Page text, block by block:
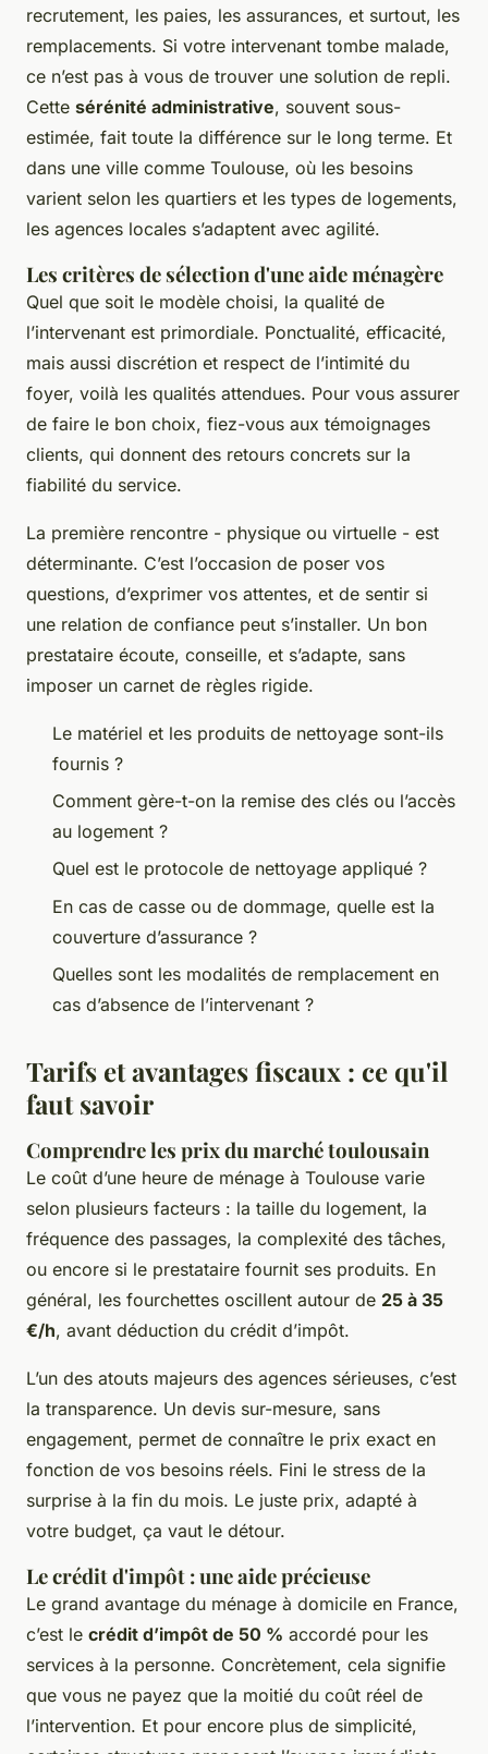
recrutement, les paies, les assurances, et surtout, les
remplacements. Si votre intervenant tombe malade,
ce n’est pas à vous de trouver une solution de repli.
Cette sérénité administrative, souvent sous-
estimée, fait toute la différence sur le long terme. Et
dans une ville comme Toulouse, où les besoins
varient selon les quartiers et les types de logements,
les agences locales s’adaptent avec agilité.
Les critères de sélection d'une aide ménagère
Quel que soit le modèle choisi, la qualité de
l’intervenant est primordiale. Ponctualité, efficacité,
mais aussi discrétion et respect de l’intimité du
foyer, voilà les qualités attendues. Pour vous assurer
de faire le bon choix, fiez-vous aux témoignages
clients, qui donnent des retours concrets sur la
fiabilité du service.
La première rencontre - physique ou virtuelle - est
déterminante. C’est l’occasion de poser vos
questions, d’exprimer vos attentes, et de sentir si
une relation de confiance peut s’installer. Un bon
prestataire écoute, conseille, et s’adapte, sans
imposer un carnet de règles rigide.
Le matériel et les produits de nettoyage sont-ils
fournis ?
Comment gère-t-on la remise des clés ou l’accès
au logement ?
Quel est le protocole de nettoyage appliqué ?
En cas de casse ou de dommage, quelle est la
couverture d’assurance ?
Quelles sont les modalités de remplacement en
cas d’absence de l’intervenant ?
Tarifs et avantages fiscaux : ce qu'il
faut savoir
Comprendre les prix du marché toulousain
Le coût d’une heure de ménage à Toulouse varie
selon plusieurs facteurs : la taille du logement, la
fréquence des passages, la complexité des tâches,
ou encore si le prestataire fournit ses produits. En
général, les fourchettes oscillent autour de 25 à 35
€/h, avant déduction du crédit d’impôt.
L’un des atouts majeurs des agences sérieuses, c’est
la transparence. Un devis sur-mesure, sans
engagement, permet de connaître le prix exact en
fonction de vos besoins réels. Fini le stress de la
surprise à la fin du mois. Le juste prix, adapté à
votre budget, ça vaut le détour.
Le crédit d'impôt : une aide précieuse
Le grand avantage du ménage à domicile en France,
c’est le crédit d’impôt de 50 % accordé pour les
services à la personne. Concrètement, cela signifie
que vous ne payez que la moitié du coût réel de
l’intervention. Et pour encore plus de simplicité,